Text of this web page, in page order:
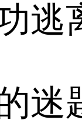
逃
迷